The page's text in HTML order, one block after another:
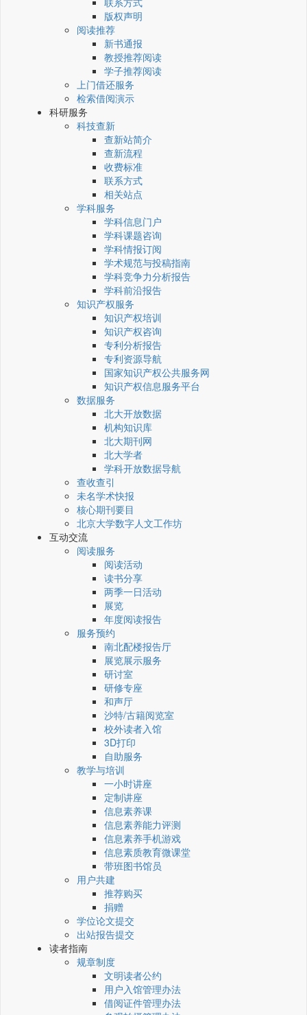
版权声明
阅读推荐
新书通报
教授推荐阅读
学子推荐阅读
上门借还服务
检索借阅演示
科研服务
科技查新
查新站简介
查新流程
收费标准
联系方式
相关站点
学科服务
学科信息门户
学科课题咨询
学科情报订阅
学术规范与投稿指南
学科竞争力分析报告
学科前沿报告
知识产权服务
知识产权培训
知识产权咨询
专利分析报告
专利资源导航
国家知识产权公共服务网
知识产权信息服务平台
数据服务
北大开放数据
机构知识库
北大期刊网
北大学者
学科开放数据导航
查收查引
未名学术快报
核心期刊要目
北京大学数字人文工作坊
互动交流
阅读服务
阅读活动
读书分享
两季一日活动
展览
年度阅读报告
服务预约
南北配楼报告厅
展览展示服务
研讨室
研修专座
和声厅
沙特/古籍阅览室
校外读者入馆
3D打印
自助服务
教学与培训
一小时讲座
定制讲座
信息素养课
信息素养能力评测
信息素养手机游戏
信息素质教育微课堂
带班图书馆员
用户共建
推荐购买
捐赠
学位论文提交
出站报告提交
读者指南
规章制度
文明读者公约
用户入馆管理办法
借阅证件管理办法